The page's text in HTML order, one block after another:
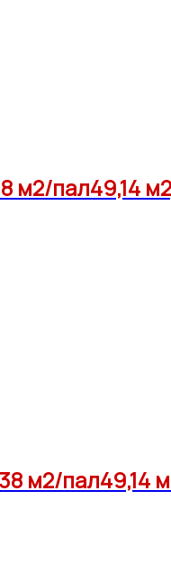
м2/пал49,14
м2/пал49,14